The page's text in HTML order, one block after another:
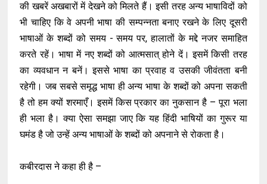
की खबरें अखबारों में देखने को मिलते हैं। इसी तरह अन्य भाषाविदों को
भी चाहिए कि वे अपनी भाषा की सम्पन्नता बनाए रखने के लिए दूसरी
भाषाओं के शब्दों को समय - समय पर, हालातों के मद्दे नजर समाहित
करते रहें। भाषा में नए शब्दों को आत्मसात् होने दें। इसमें किसी तरह
का व्यवधान न बनें। इससे भाषा का प्रवाह व उसकी जीवंतता बनी
रहेगी। जब सबसे समृद्ध भाषा ही अन्य भाषा के शब्दों को अपना सकती
है तो हम क्यों शरमाएँ। इसमें किस प्रकार का नुकसान है – पूरा भला
ही भला है। क्या ऐसा समझा जाए कि यह हिंदी भाषियों का गुरूर या
घमंड है जो उन्हें अन्य भाषाओं के शब्दों को अपनाने से रोकता है।
कबीरदास ने कहा ही है –